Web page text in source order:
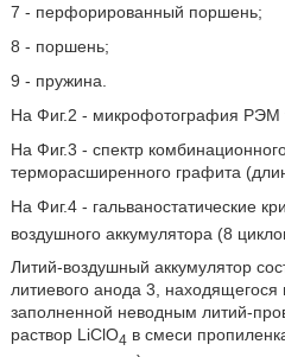
7 - перфорированный поршень;
8 - поршень;
9 - пружина.
На Фиг.2 - микрофотография РЭМ
На Фиг.3 - спектр
терморасширенного графита
На Фиг.4 - гальваностатические
воздушного аккумулятора (8
Литий-воздушный аккумулятор
литиевого анода 3, находящегося
заполненной неводным литий-
раствор LiClO4 в смеси